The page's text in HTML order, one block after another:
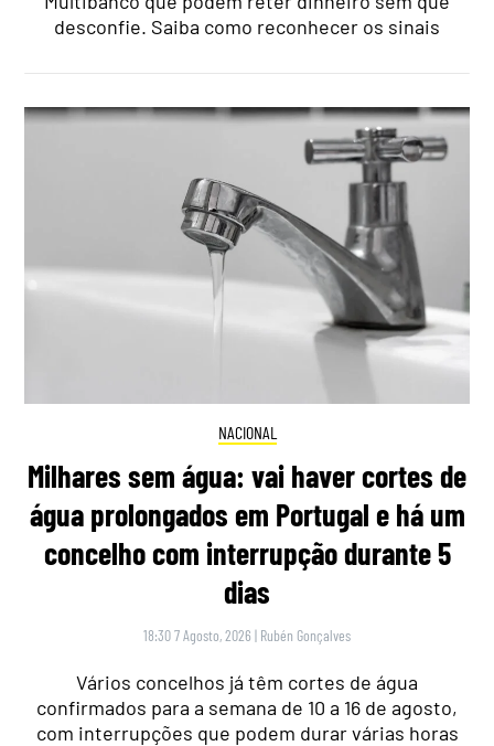
desconfie. Saiba como reconhecer os sinais
NACIONAL
Milhares sem água: vai haver cortes de
água prolongados em Portugal e há um
concelho com interrupção durante 5
dias
18:30 7 Agosto, 2026 | Rubén Gonçalves
Vários concelhos já têm cortes de água
confirmados para a semana de 10 a 16 de agosto,
com interrupções que podem durar várias horas